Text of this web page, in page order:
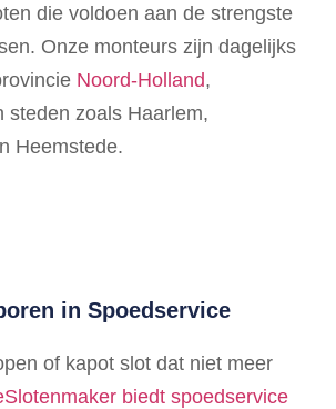
die voldoen aan de strengste
Onze monteurs zijn dagelijks
Noord-Holland,
steden zoals Haarlem,
Heemstede.
in Spoedservice
of kapot slot dat niet meer
biedt spoedservice